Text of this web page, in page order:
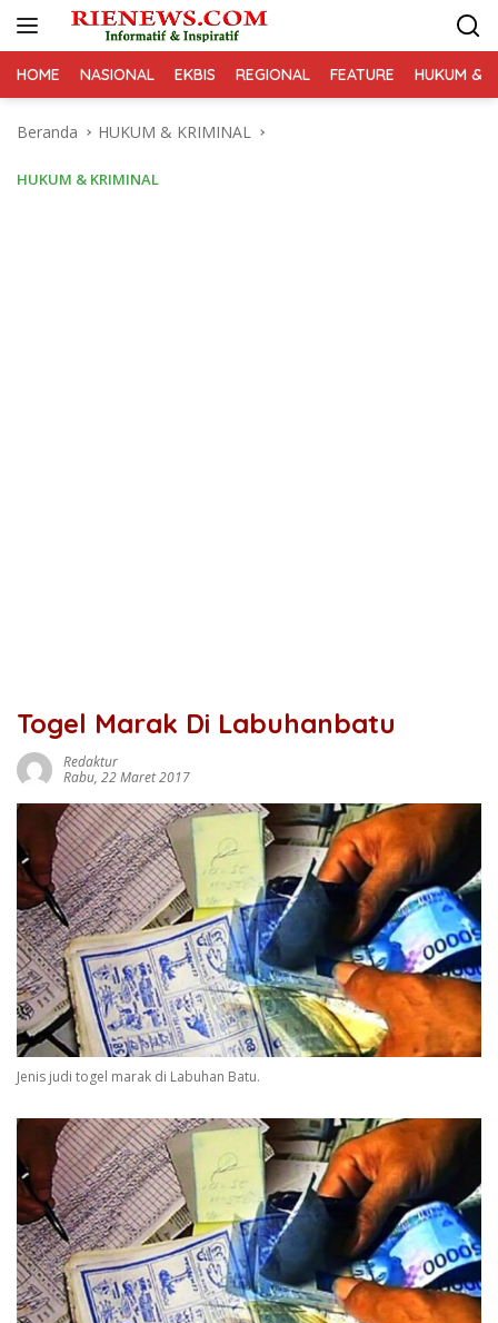
HOME NASIONAL EKBIS REGIONAL FEATURE HUKUM &
Beranda HUKUM & KRIMINAL
HUKUM & KRIMINAL
Togel Marak Di Labuhanbatu
Redaktur
Rabu, 22 Maret 2017
Jenis judi togel marak di Labuhan Batu.